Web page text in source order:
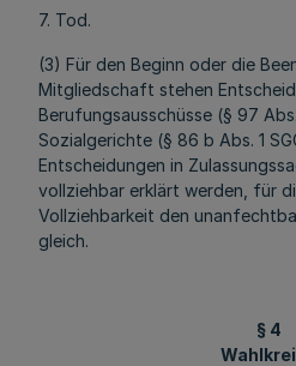
7. Tod.
(3) Für den Beginn oder die
Mitgliedschaft stehen
Berufungsausschüsse (§ 97
Sozialgerichte (§ 86 b Abs. 1
Entscheidungen in
vollziehbar erklärt werden, für
Vollziehbarkeit den
gleich.
§ 4